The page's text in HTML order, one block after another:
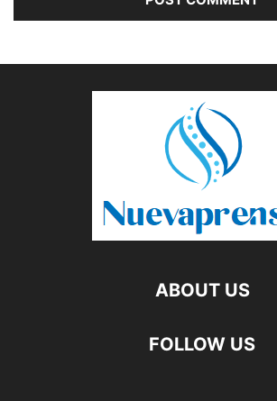
ABOUT US
FOLLOW US